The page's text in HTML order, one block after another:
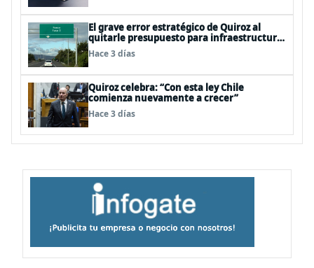
El grave error estratégico de Quiroz al
quitarle presupuesto para infraestructura
vial del Biobío
Hace 3 días
Quiroz celebra: “Con esta ley Chile
comienza nuevamente a crecer”
Hace 3 días